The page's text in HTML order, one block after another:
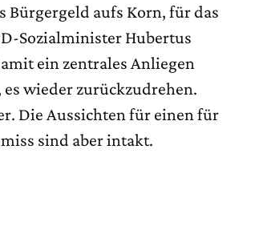
aufs Korn, für das
Sozialminister Hubertus
ein zentrales Anliegen
wieder zurückzudrehen.
Die Aussichten für einen für
sind aber intakt.